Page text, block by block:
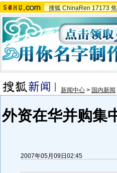
搜狐 ChinaRen 17173
新闻中心 > 国内新闻
外资在华并购集
2007年05月09日02:45